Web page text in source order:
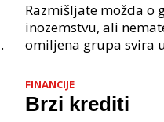
Razmišljate možda
inozemstvu, ali
omiljena grupa svira
FINANCIJE
Brzi krediti